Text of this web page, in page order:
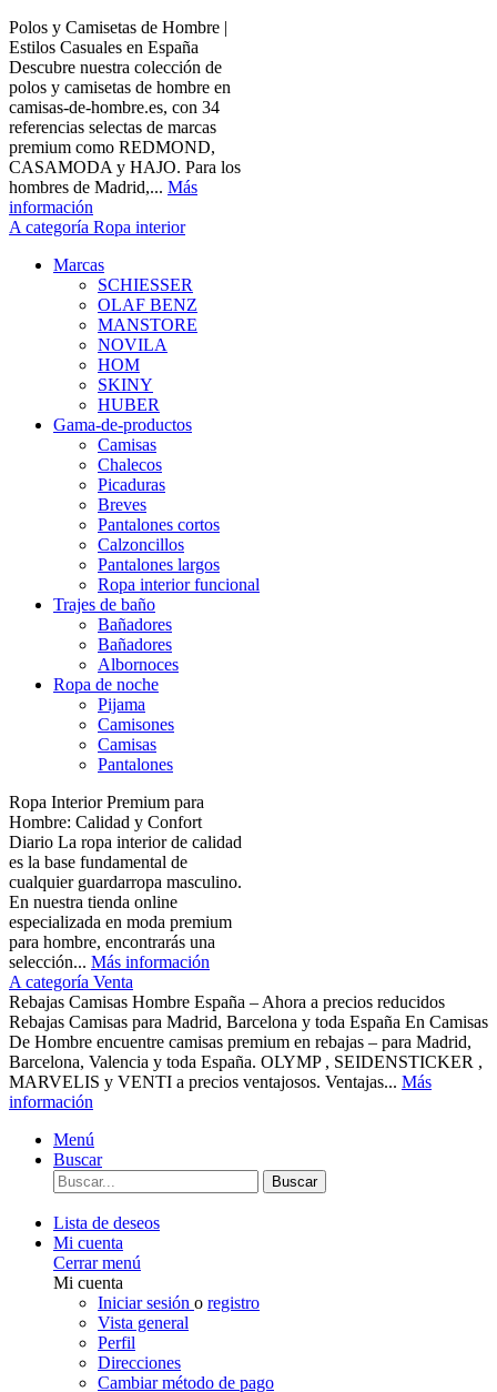
Polos y Camisetas de Hombre |
Estilos Casuales en España
Descubre nuestra colección de
polos y camisetas de hombre en
camisas-de-hombre.es, con 34
referencias selectas de marcas
premium como REDMOND,
CASAMODA y HAJO. Para los
hombres de Madrid,... Más
información
A categoría Ropa interior
Marcas
SCHIESSER
OLAF BENZ
MANSTORE
NOVILA
HOM
SKINY
HUBER
Gama-de-productos
Camisas
Chalecos
Picaduras
Breves
Pantalones cortos
Calzoncillos
Pantalones largos
Ropa interior funcional
Trajes de baño
Bañadores
Bañadores
Albornoces
Ropa de noche
Pijama
Camisones
Camisas
Pantalones
Ropa Interior Premium para
Hombre: Calidad y Confort
Diario La ropa interior de calidad
es la base fundamental de
cualquier guardarropa masculino.
En nuestra tienda online
especializada en moda premium
para hombre, encontrarás una
selección... Más información
A categoría Venta
Rebajas Camisas Hombre España – Ahora a precios reducidos
Rebajas Camisas para Madrid, Barcelona y toda España En Camisas
De Hombre encuentre camisas premium en rebajas – para Madrid,
Barcelona, Valencia y toda España. OLYMP , SEIDENSTICKER ,
MARVELIS y VENTI a precios ventajosos. Ventajas... Más
información
Menú
Buscar
Buscar
Lista de deseos
Mi cuenta
Cerrar menú
Mi cuenta
Iniciar sesión o registro
Vista general
Perfil
Direcciones
Cambiar método de pago